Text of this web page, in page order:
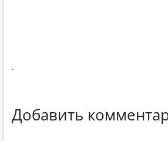
.
Добавить